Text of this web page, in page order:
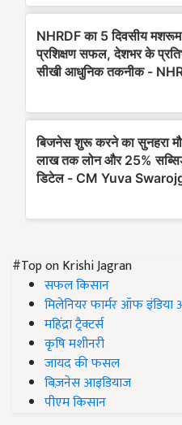
#Top on Krishi Jagran
सफल किसान
मिलेनियर फार्मर ऑफ इंडिया
महिंद्रा ट्रैक्टर्स
कृषि मशीनरी
जायद की फसल
बिज़नेस आइडियाज
पीएम किसान